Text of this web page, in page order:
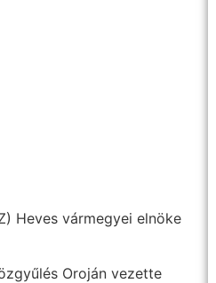
Heves vármegyei elnöke
Oroján vezette